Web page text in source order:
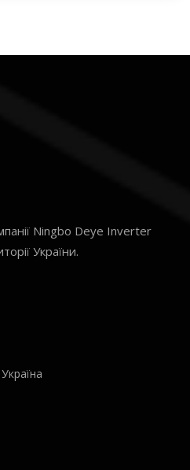
Ningbo Deye Inverter
України.